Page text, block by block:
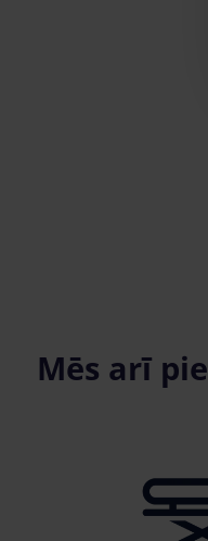
Mēs arī